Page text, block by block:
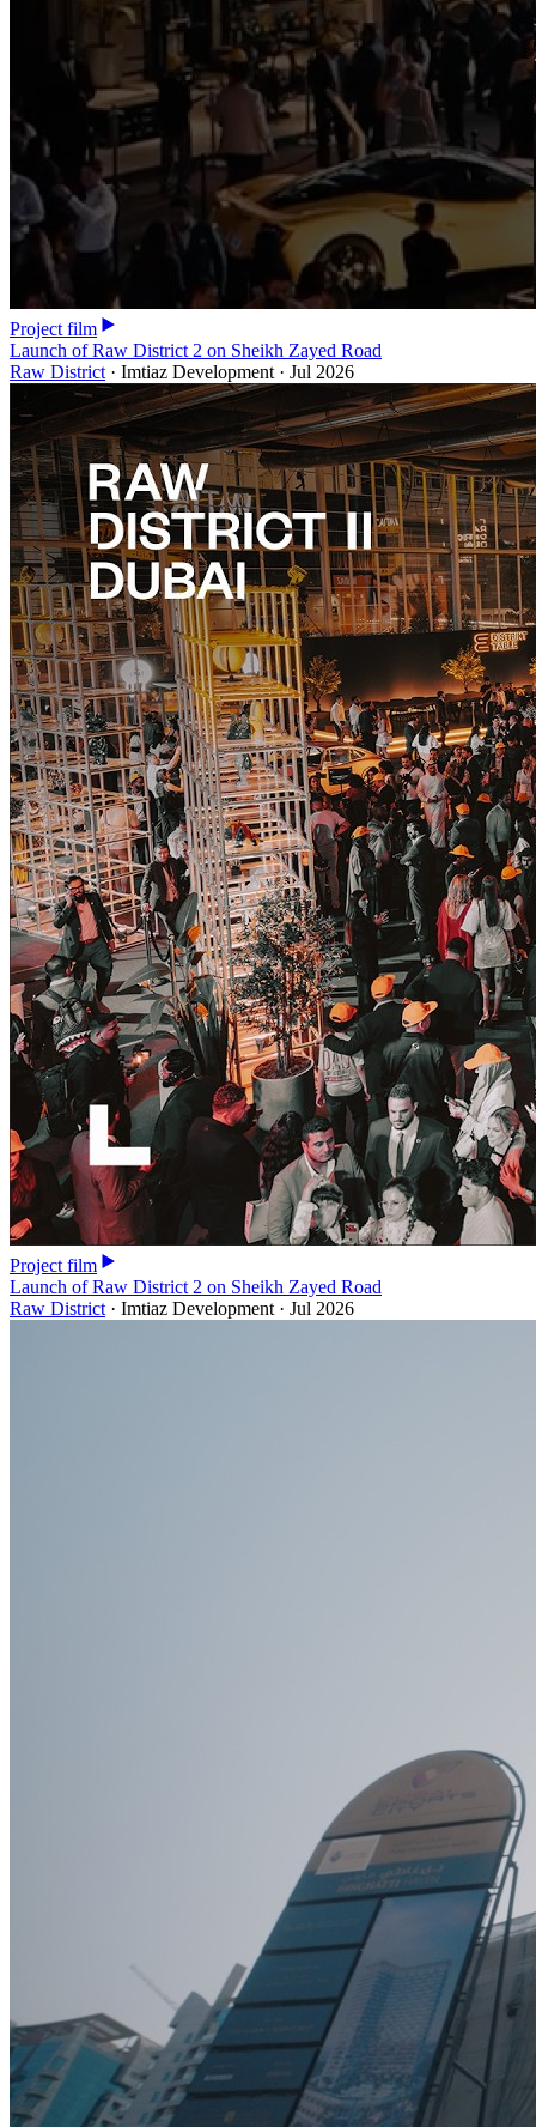
Project film
Launch of Raw District 2 on Sheikh Zayed Road
Raw District · Imtiaz Development · Jul 2026
Project film
Launch of Raw District 2 on Sheikh Zayed Road
Raw District · Imtiaz Development · Jul 2026